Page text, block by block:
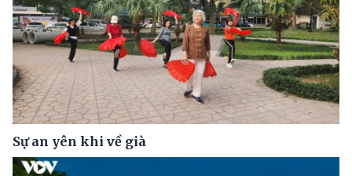
Sự an yên khi về già